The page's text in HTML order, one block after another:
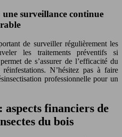
surveillance continue
de surveiller régulièrement les
les traitements préventifs si
de s’assurer de l’efficacité du
N’hésitez pas à faire
professionnelle pour un
aspects financiers de
du bois